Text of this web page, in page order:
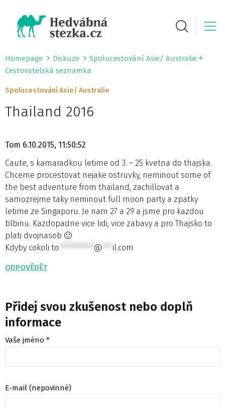
Homepage Diskuze
Spolucestování Asie/ Australie
Cestovatelská seznamka
Spolucestování Asie/ Australie
Thailand 2016
Tom 6.10.2015, 11:50:52
Caute, s kamaradkou letime od 3. – 25 kvetna do thajska.
Chceme procestovat nejake ostruvky, neminout some of
the best adventure from thailand, zachillovat a
samozrejme taky neminout full moon party a zpatky
letime ze Singaporu. Je nam 27 a 29 a jsme pro kazdou
blbinu. Kazdopadne vice lidi, vice zabavy a pro Thajsko to
plati dvojnasob 🙂
Kdyby cokoli to ********** @ *** il.com
ODPOVĚDĚT
Přidej svou zkušenost nebo doplň
informace
Vaše jméno *
E-mail (nepovinné)